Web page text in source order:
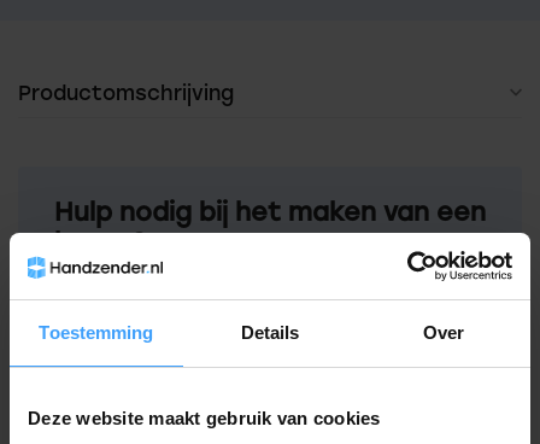
Toestemming Details Over
Deze website maakt gebruik van cookies
Productomschrijving
Hulp nodig bij het maken van een
keuze?
Neem contact op met een van onze